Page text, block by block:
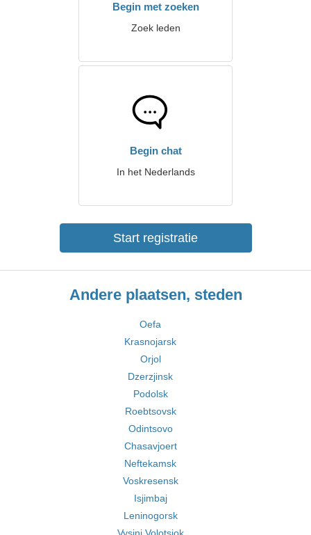
Begin met zoeken
Zoek leden
Begin chat
In het Nederlands
Start registratie
Andere plaatsen, steden
Oefa
Krasnojarsk
Orjol
Dzerzjinsk
Podolsk
Roebtsovsk
Odintsovo
Chasavjoert
Neftekamsk
Voskresensk
Isjimbaj
Leninogorsk